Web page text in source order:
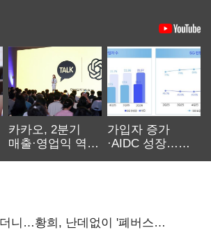
카카오, 2분기
매출·영업익 역대
가입자 증가
·AIDC 성장…
니…황희, 난데없이 '폐버스